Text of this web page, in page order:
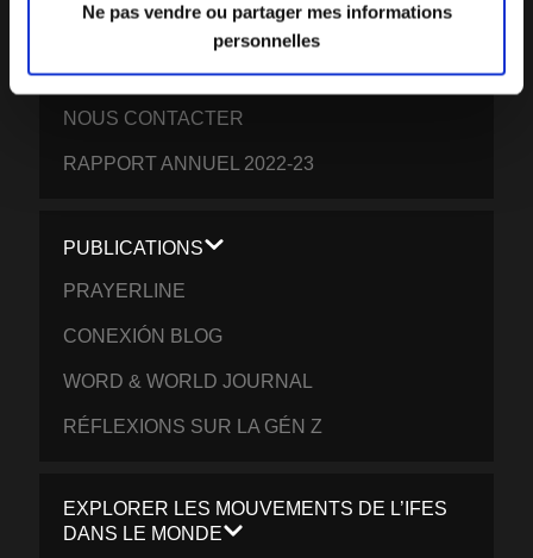
Ne pas vendre ou partager mes informations
personnelles
NOTRE ÉQUIPE MISSIONNAIRE
CE QUE NOUS CROYONS
NOUS CONTACTER
RAPPORT ANNUEL 2022-23
PUBLICATIONS
PRAYERLINE
CONEXIÓN BLOG
WORD & WORLD JOURNAL
RÉFLEXIONS SUR LA GÉN Z
EXPLORER LES MOUVEMENTS DE L’IFES
DANS LE MONDE